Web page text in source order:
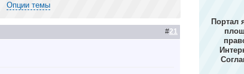
Опции темы
#21
Портал